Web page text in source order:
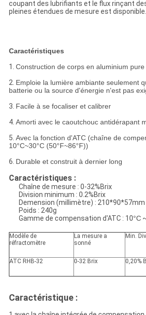
coupant des lubrifiants et le flux rinçant
pleines étendues de mesure est disponible.
Caractéristiques
1. Construction de corps en aluminium
2. Emploie la lumière ambiante seulement
batterie ou la source d'énergie n'est pas
3. Facile à se focaliser et calibrer
4. Amorti avec le caoutchouc antidérapant
5. Avec la fonction d'ATC (chaîne de
10°C~30°C (50°F~86°F))
6. Durable et construit à dernier long
Caractéristiques :
Chaîne de mesure : 0-32%Brix
Division minimum : 0.2%Brix
Demension (millimètre) : 210*90*57mm
Poids : 240g
Gamme de compensation d'ATC : 10°C
Modèle de
réfractomètre
La mesure a
sonné
Min.
ATC RHB-32 0-32 Brix 0,20%
Caractéristique :